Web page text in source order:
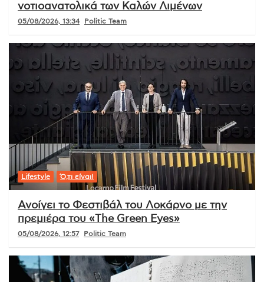
νοτιοανατολικά των Καλών Λιμένων
05/08/2026, 13:34 Politic Team
Lifestyle Ό,τι είναι!
Ανοίγει το Φεστιβάλ του Λοκάρνο με την
πρεμιέρα του «The Green Eyes»
05/08/2026, 12:57 Politic Team